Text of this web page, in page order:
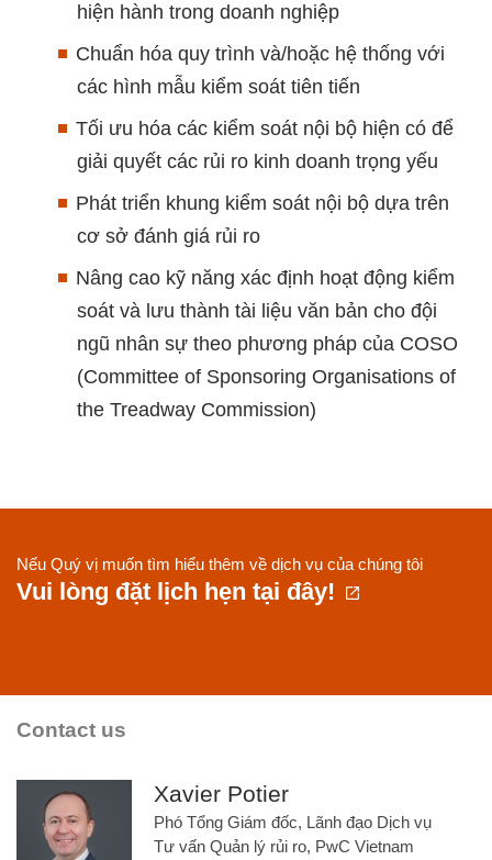
hiện hành trong doanh nghiệp
Chuẩn hóa quy trình và/hoặc hệ thống với
các hình mẫu kiểm soát tiên tiến
Tối ưu hóa các kiểm soát nội bộ hiện có để
giải quyết các rủi ro kinh doanh trọng yếu
Phát triển khung kiểm soát nội bộ dựa trên
cơ sở đánh giá rủi ro
Nâng cao kỹ năng xác định hoạt động kiểm
soát và lưu thành tài liệu văn bản cho đội
ngũ nhân sự theo phương pháp của COSO
(Committee of Sponsoring Organisations of
the Treadway Commission)
Nếu Quý vị muốn tìm hiểu thêm về dịch vụ của chúng tôi
Vui lòng đặt lịch hẹn tại đây!
Contact us
Xavier Potier
Phó Tổng Giám đốc, Lãnh đạo Dịch vụ
Tư vấn Quản lý rủi ro, PwC Vietnam